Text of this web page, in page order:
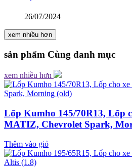
26/07/2024
xem nhiều hơn
sản phẩm Cùng danh mục
xem nhiều hơn
Lốp Kumho 145/70R13, Lốp
MATIZ, Chevrolet Spark,
Thêm vào giỏ